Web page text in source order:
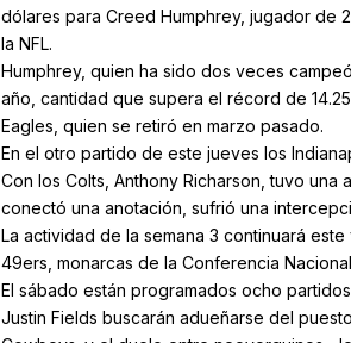
dólares para Creed Humphrey, jugador de
la NFL.
Humphrey, quien ha sido dos veces
año, cantidad que supera el récord de
Eagles, quien se retiró en marzo pasado.
En el otro partido de este jueves los
Con los Colts, Anthony Richarson, tuvo una
conectó una anotación, sufrió una
La actividad de la semana 3 continuará
49ers, monarcas de la Conferencia
El sábado están programados ocho
Justin Fields buscarán adueñarse del